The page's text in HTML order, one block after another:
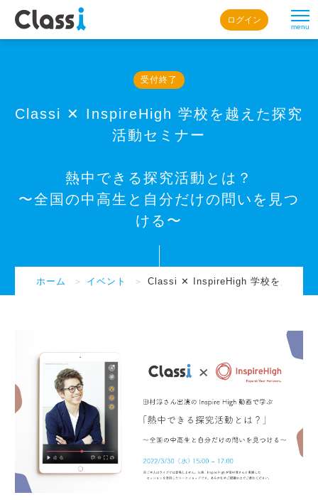
menu
ログイン
受付終了
Classi ✕ InspireHigh 学校を越えた探究
活動セミナー
熱中できる探究活動とは？
〜全国の中高生と自分だけの問いを見つ
ける〜
ホーム ＞ イベント ＞ Classi ✕ InspireHigh 学校を越えた探